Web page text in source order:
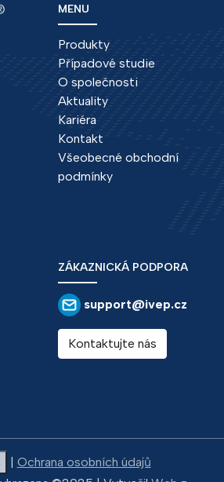
MENU
Produkty
Případové studie
O společnosti
Aktuality
Kariéra
Kontakt
Všeobecné obchodní
podmínky
ZÁKAZNICKÁ PODPORA
support@ivep.cz
Kontaktujte nás
Ochrana osobních údajů